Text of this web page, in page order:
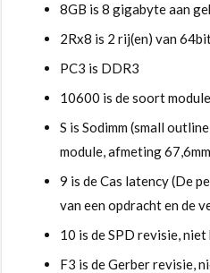
8GB is 8 gigabyte aan
2Rx8 is 2 rij(en) van
PC3 is DDR3
10600 is de soort module
S is Sodimm (small
module, afmeting
9 is de Cas latency (De
van een opdracht en de
10 is de SPD revisie,
F3 is de Gerber revisie,